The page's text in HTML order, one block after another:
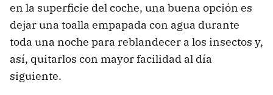
en la superficie del coche, una buena opción es
dejar una toalla empapada con agua durante
toda una noche para reblandecer a los insectos y,
así, quitarlos con mayor facilidad al día
siguiente.